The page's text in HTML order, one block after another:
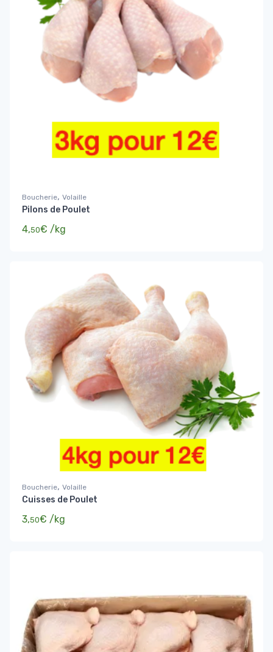
Boucherie, Volaille
Pilons de Poulet
4,50€ /kg
Boucherie, Volaille
Cuisses de Poulet
3,50€ /kg